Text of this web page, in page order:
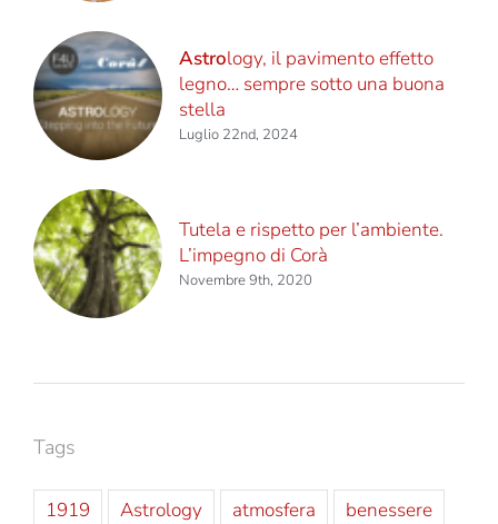
Astrology, il pavimento effetto
legno… sempre sotto una buona
stella
Luglio 22nd, 2024
Tutela e rispetto per l’ambiente.
L’impegno di Corà
Novembre 9th, 2020
Tags
1919 Astrology atmosfera benessere